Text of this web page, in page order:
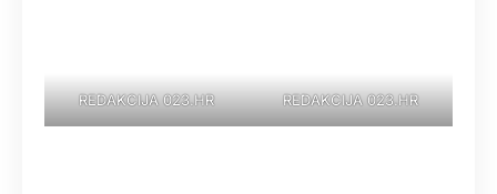
REDAKCIJA 023.HR REDAKCIJA 023.HR